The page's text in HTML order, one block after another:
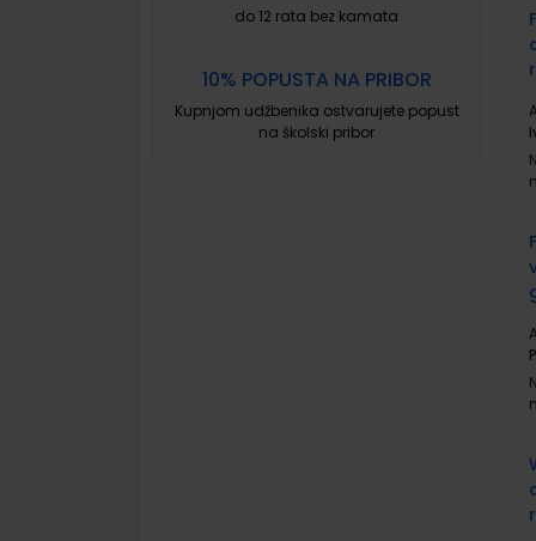
do 12 rata bez kamata
10% POPUSTA NA PRIBOR
Kupnjom udžbenika ostvarujete popust
na školski pribor